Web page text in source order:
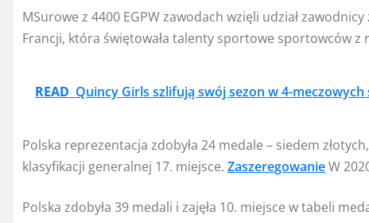
MSurowe z 4400 EGPW zawodach wzięli udział zawodnicy
Francji, która świętowała talenty sportowe sportowców z
READ Quincy Girls szlifują swój sezon w 4-meczowych
Polska reprezentacja zdobyła 24 medale – siedem
klasyfikacji generalnej 17. miejsce. ZaszeregowanieW
Polska zdobyła 39 medali i zajęła 10. miejsce w tabeli